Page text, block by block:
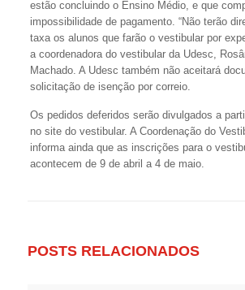
estão concluindo o Ensino Médio, e que
impossibilidade de pagamento. “Não terão
taxa os alunos que farão o vestibular por
a coordenadora do vestibular da Udesc,
Machado. A Udesc também não aceitará
solicitação de isenção por correio.
Os pedidos deferidos serão divulgados a
no site do vestibular. A Coordenação do
informa ainda que as inscrições para o
acontecem de 9 de abril a 4 de maio.
POSTS RELACIONADOS